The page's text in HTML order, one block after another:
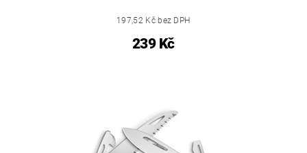
197,52 Kč bez DPH
239 Kč